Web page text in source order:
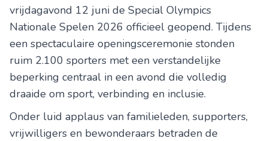
vrijdagavond 12 juni de Special Olympics
Nationale Spelen 2026 officieel geopend. Tijdens
een spectaculaire openingsceremonie stonden
ruim 2.100 sporters met een verstandelijke
beperking centraal in een avond die volledig
draaide om sport, verbinding en inclusie.
Onder luid applaus van familieleden, supporters,
vrijwilligers en bewonderaars betraden de